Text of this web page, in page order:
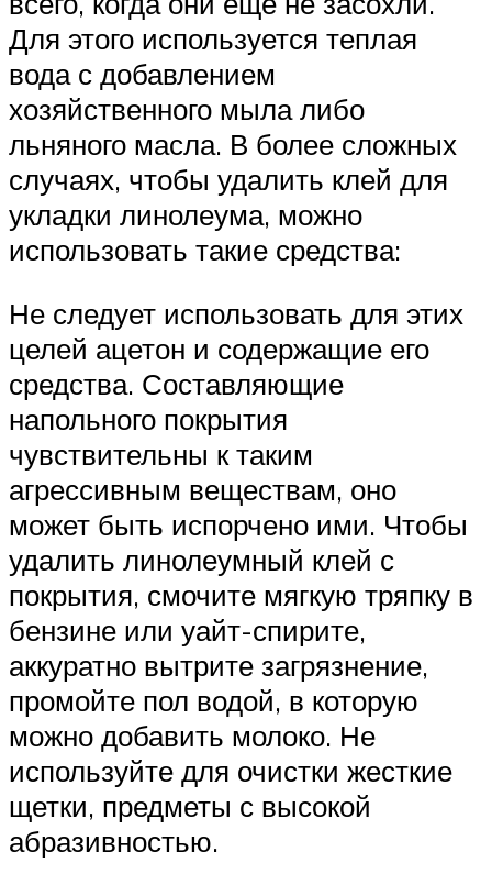
Для этого используется теплая
вода с добавлением
хозяйственного мыла либо
льняного масла. В более сложных
случаях, чтобы удалить клей для
укладки линолеума, можно
использовать такие средства:
Не следует использовать для этих
целей ацетон и содержащие его
средства. Составляющие
напольного покрытия
чувствительны к таким
агрессивным веществам, оно
может быть испорчено ими. Чтобы
удалить линолеумный клей с
покрытия, смочите мягкую тряпку в
бензине или уайт-спирите,
аккуратно вытрите загрязнение,
промойте пол водой, в которую
можно добавить молоко. Не
используйте для очистки жесткие
щетки, предметы с высокой
абразивностью.